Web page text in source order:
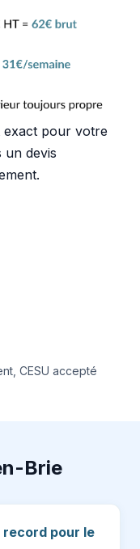
exact pour votre
un devis
CESU accepté
Brie
pour le